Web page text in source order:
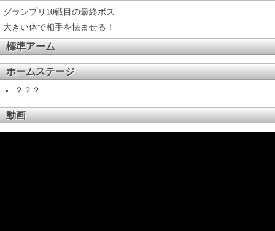
グランプリ10戦目の最終ボス
大きい体で相手を怯ませる！
標準アーム
ホームステージ
？？？
動画